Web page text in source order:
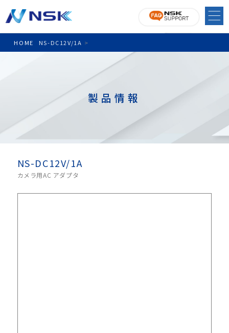
HOME >
NS-DC12V/1A
製品情報
NS-DC12V/1A
カメラ用AC アダプタ